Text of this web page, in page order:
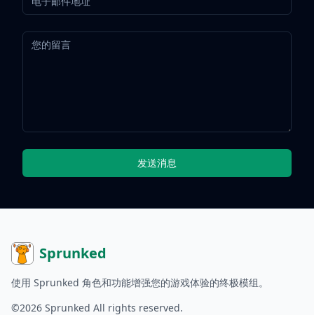
发送消息
Sprunked
使用 Sprunked 角色和功能增强您的游戏体验的终极模组。
©2026 Sprunked All rights reserved.